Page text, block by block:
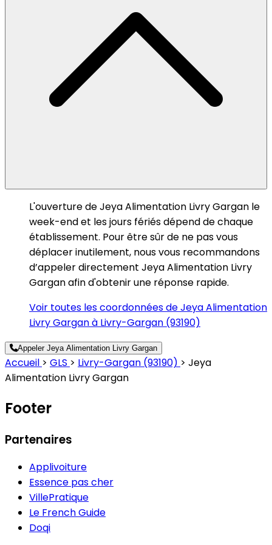
L'ouverture de Jeya Alimentation Livry Gargan le
week-end et les jours fériés dépend de chaque
établissement. Pour être sûr de ne pas vous
déplacer inutilement, nous vous recommandons
d’appeler directement Jeya Alimentation Livry
Gargan afin d'obtenir une réponse rapide.
Voir toutes les coordonnées de Jeya Alimentation
Livry Gargan à Livry-Gargan (93190)
Appeler Jeya Alimentation Livry Gargan
Accueil > GLS > Livry-Gargan (93190) > Jeya
Alimentation Livry Gargan
Footer
Partenaires
Applivoiture
Essence pas cher
VillePratique
Le French Guide
Doqi